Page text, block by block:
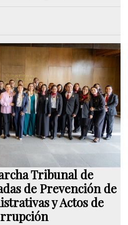
Tribunal de
de Prevención de
y Actos de